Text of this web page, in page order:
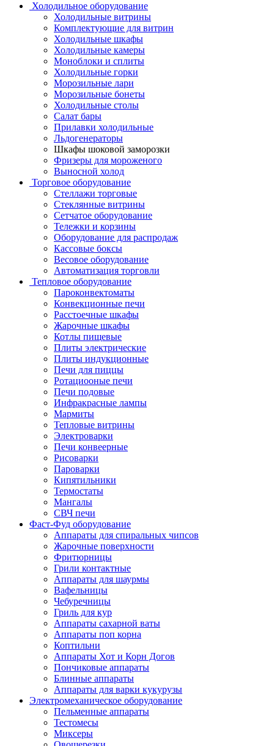
Холодильное оборудование
Холодильные витрины
Комплектующие для витрин
Холодильные шкафы
Холодильные камеры
Моноблоки и сплиты
Холодильные горки
Морозильные лари
Морозильные бонеты
Холодильные столы
Салат бары
Прилавки холодильные
Льдогенераторы
Шкафы шоковой заморозки
Фризеры для мороженого
Выносной холод
Торговое оборудование
Стеллажи торговые
Стеклянные витрины
Сетчатое оборудование
Тележки и корзины
Оборудование для распродаж
Кассовые боксы
Весовое оборудование
Автоматизация торговли
Тепловое оборудование
Пароконвектоматы
Конвекционные печи
Расстоечные шкафы
Жарочные шкафы
Котлы пищевые
Плиты электрические
Плиты индукционные
Печи для пиццы
Ротациооные печи
Печи подовые
Инфракрасные лампы
Мармиты
Тепловые витрины
Электроварки
Печи конвеерные
Рисоварки
Пароварки
Кипятильники
Термостаты
Мангалы
СВЧ печи
Фаст-Фуд оборудование
Аппараты для спиральных чипсов
Жарочные поверхности
Фритюрницы
Грили контактные
Аппараты для шаурмы
Вафельницы
Чебуречницы
Гриль для кур
Аппараты сахарной ваты
Аппараты поп корна
Коптильни
Аппараты Хот и Корн Догов
Пончиковые аппараты
Блинные аппараты
Аппараты для варки кукурузы
Электромеханическое оборудование
Пельменные аппараты
Тестомесы
Миксеры